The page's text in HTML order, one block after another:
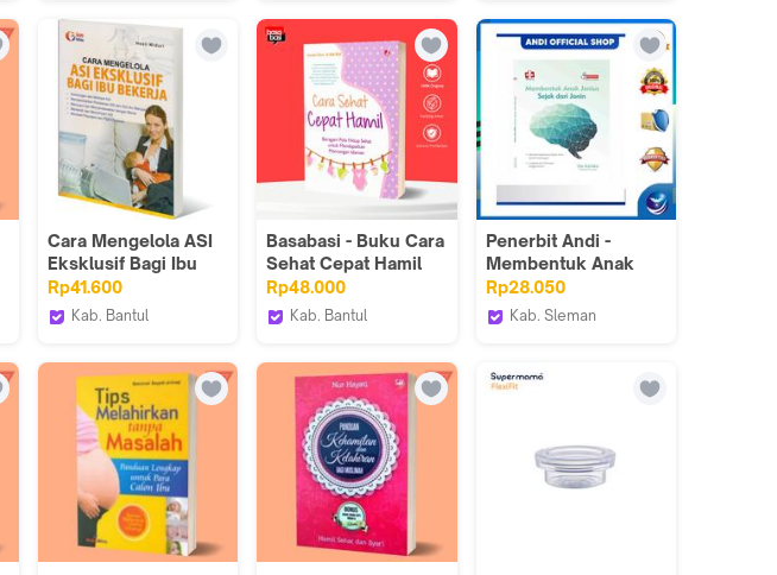
Minim Trauma (Yesie
Aprillia)
untuk Wanita
Psychology 159
Halaman
Cara Mengelola ASI
Eksklusif Bagi Ibu
Bekerja / Gosyen
Publishing / Gosyen
Publising GP - GP
Rp41.600
Kab. Bantul
Basabasi - Buku Cara
Sehat Cepat Hamil
karya Lenan Sari
(Cocok untuk Calon
Ibu)
Rp48.000
Kab. Bantul
Penerbit Andi -
Membentuk Anak
Jenius Sejak Dari
Janin
Rp28.050
Kab. Sleman